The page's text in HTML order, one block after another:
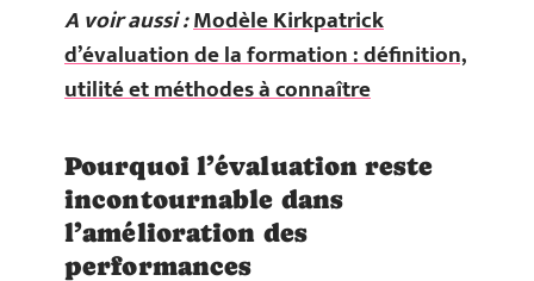
A voir aussi :Modèle Kirkpatrick
d’évaluation de la formation : définition,
utilité et méthodes à connaître
Pourquoi l’évaluation reste
incontournable dans
l’amélioration des
performances